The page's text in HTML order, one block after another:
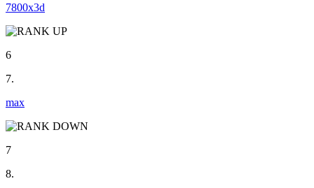
7800x3d
6
7.
max
7
8.